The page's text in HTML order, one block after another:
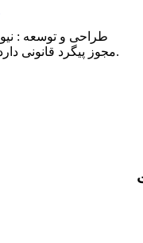
مجوز پیگرد قانونی دارد. تمام حقوق برای نیوزپاور محفوظ است.